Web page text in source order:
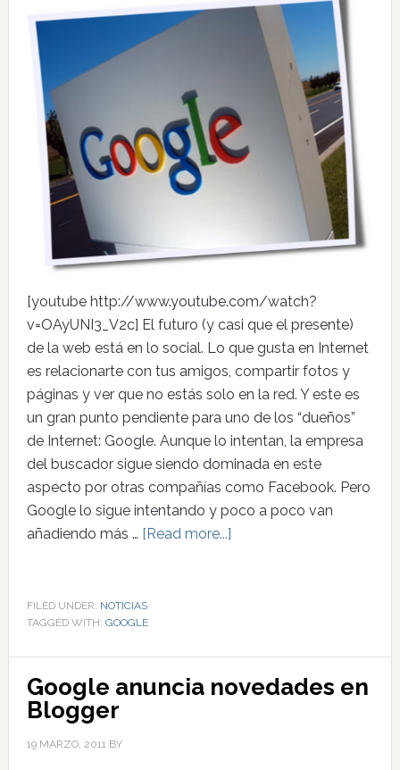
[youtube http://www.youtube.com/watch?
v=OAyUNI3_V2c] El futuro (y casi que el presente)
de la web está en lo social. Lo que gusta en Internet
es relacionarte con tus amigos, compartir fotos y
páginas y ver que no estás solo en la red. Y este es
un gran punto pendiente para uno de los “dueños”
de Internet: Google. Aunque lo intentan, la empresa
del buscador sigue siendo dominada en este
aspecto por otras compañías como Facebook. Pero
Google lo sigue intentando y poco a poco van
añadiendo más … [Read more...]
FILED UNDER: NOTICIAS
TAGGED WITH: GOOGLE
Google anuncia novedades en
Blogger
19 MARZO, 2011BY